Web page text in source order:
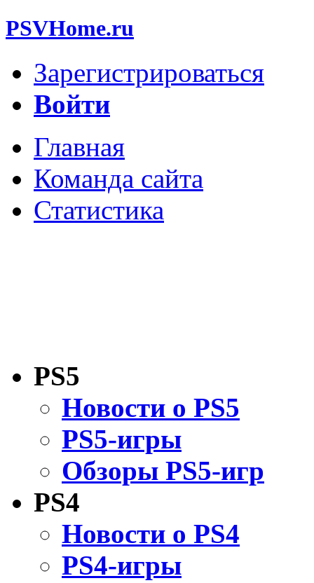
PSVHome.ru
Зарегистрироваться
Войти
Главная
Команда сайта
Статистика
PS5
Новости о PS5
PS5-игры
Обзоры PS5-игр
PS4
Новости о PS4
PS4-игры